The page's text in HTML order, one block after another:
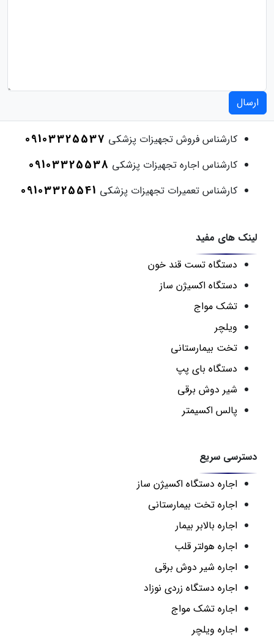
ارسال
کارشناس فروش تجهیزات پزشکی 09103325537
کارشناس اجاره تجهیزات پزشکی 09103325538
کارشناس تعمیرات تجهیزات پزشکی 09103325541
لینک های مفید
دستگاه تست قند خون
دستگاه اکسیژن ساز
تشک مواج
ویلچر
تخت بیمارستانی
دستگاه بای پپ
شیر دوش برقی
پالس اکسیمتر
دسترسی سریع
اجاره دستگاه اکسیژن ساز
اجاره تخت بیمارستانی
اجاره بالابر بیمار
اجاره هولتر قلب
اجاره شیر دوش برقی
اجاره دستگاه زردی نوزاد
اجاره تشک مواج
اجاره ویلچر